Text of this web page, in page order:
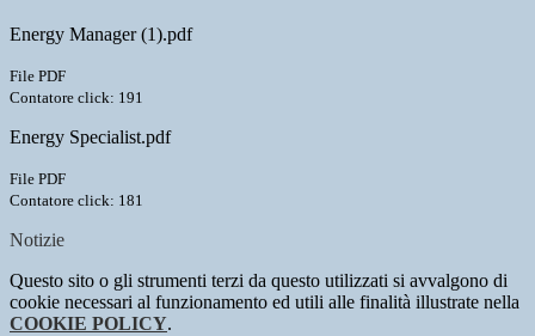
Energy Manager (1).pdf
File PDF
Contatore click: 191
Energy Specialist.pdf
File PDF
Contatore click: 181
Notizie
Questo sito o gli strumenti terzi da questo utilizzati si avvalgono di
cookie necessari al funzionamento ed utili alle finalità illustrate nella
COOKIE POLICY.